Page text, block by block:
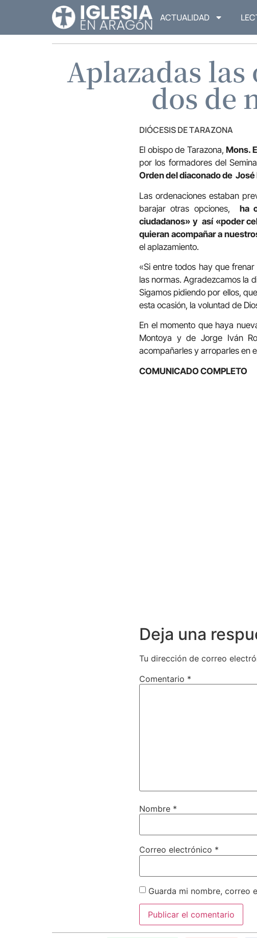
ACTUALIDAD
Aplazadas
dos de
DIÓCESIS DE TARAZONA
El obispo de Tarazona,Mons.
por los formadores del
Orden del diaconado de
Las ordenaciones estaban
barajar otras opciones, ha
ciudadanos» y así «poder
quieran acompañar a
el aplazamiento.
«Si entre todos hay que
las normas. Agradezcamos la
Sigamos pidiendo por ellos,
esta ocasión, la voluntad de
En el momento que haya
Montoya y de Jorge Iván
acompañarles y arroparles en
COMUNICADO COMPLETO
Deja una
Tu dirección de correo
Comentario *
Nombre *
Correo electrónico *
Guarda mi nombre, correo